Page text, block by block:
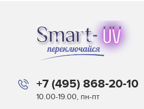
+7 (495) 868-20-10
10.00-19.00, пн-пт